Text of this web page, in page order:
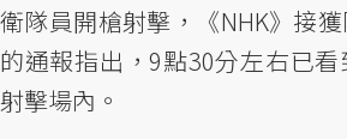
衛隊員開槍射擊，《NHK》接
的通報指出，9點30分左右已
射擊場內。